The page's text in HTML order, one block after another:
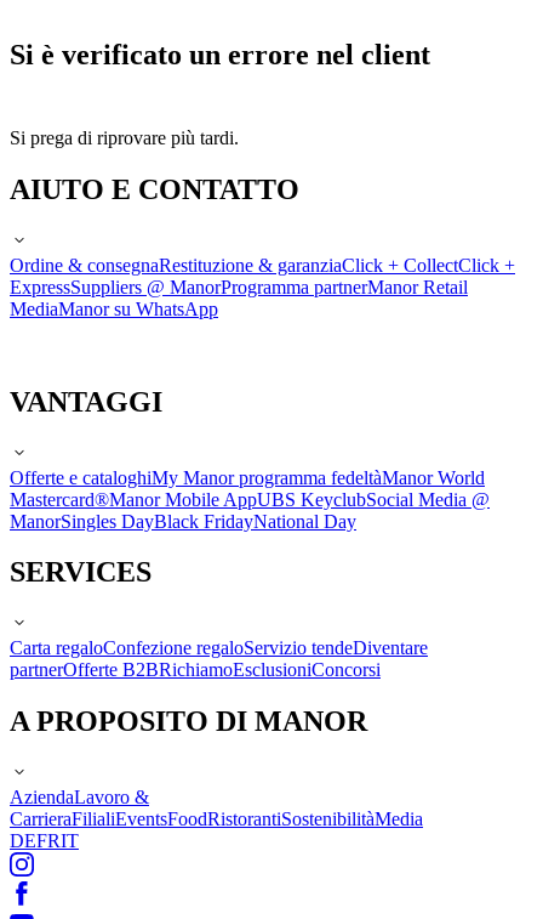
Si è verificato un errore nel client
Si prega di riprovare più tardi.
AIUTO E CONTATTO
Ordine & consegnaRestituzione & garanziaClick + CollectClick +
ExpressSuppliers @ ManorProgramma partnerManor Retail
MediaManor su WhatsApp
VANTAGGI
Offerte e cataloghiMy Manor programma fedeltàManor World
Mastercard®Manor Mobile AppUBS KeyclubSocial Media @
ManorSingles DayBlack FridayNational Day
SERVICES
Carta regaloConfezione regaloServizio tendeDiventare
partnerOfferte B2BRichiamoEsclusioniConcorsi
A PROPOSITO DI MANOR
AziendaLavoro &
CarrieraFilialiEventsFoodRistorantiSostenibilitàMedia
DEFRIT